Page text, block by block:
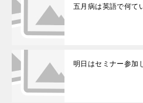
五月病は英語で何て
明日はセミナー参加